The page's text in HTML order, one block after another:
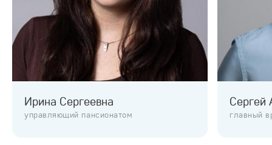
Ирина Сергеевна
управляющий пансионатом
Сергей
главный